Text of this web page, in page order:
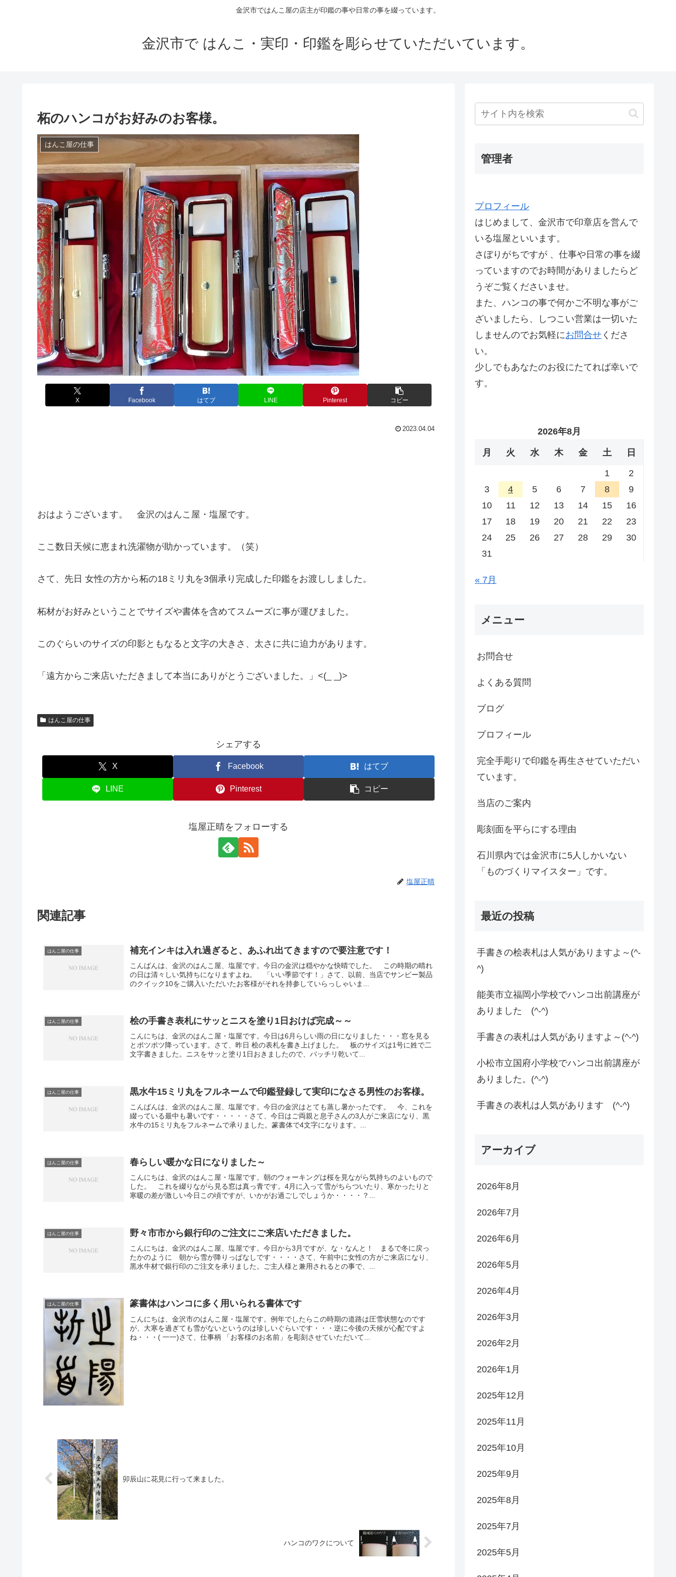
金沢市ではんこ屋の店主が印鑑の事や日常の事を綴っています。
金沢市で はんこ・実印・印鑑を彫らせていただいています。
柘のハンコがお好みのお客様。
はんこ屋の仕事
X Facebook はてブ LINE Pinterest コピー
2023.04.04
おはようございます。 金沢のはんこ屋・塩屋です。
ここ数日天候に恵まれ洗濯物が助かっています。（笑）
さて、先日 女性の方から柘の18ミリ丸を3個承り完成した印鑑をお渡ししました。
柘材がお好みということでサイズや書体を含めてスムーズに事が運びました。
このぐらいのサイズの印影ともなると文字の大きさ、太さに共に迫力があります。
「遠方からご来店いただきまして本当にありがとうございました。」<(_ _)>
はんこ屋の仕事
シェアする
X Facebook はてブ
LINE Pinterest コピー
塩屋正晴をフォローする
塩屋正晴
関連記事
はんこ屋の仕事 補充インキは入れ過ぎると、あふれ出てきますので要注意です！
こんばんは、金沢のはんこ屋、塩屋です。今日の金沢は穏やかな快晴でした。 この時期の晴れ
の日は清々しい気持ちになりますよね。 「いい季節です！」さて、以前、当店でサンビー製品
のクイック10をご購入いただいたお客様がそれを持参していらっしゃいま...
はんこ屋の仕事 桧の手書き表札にサッとニスを塗り1日おけば完成～～
こんにちは、金沢のはんこ屋・塩屋です。今日は6月らしい雨の日になりました・・・窓を見る
とポツポツ降っています。さて、昨日 桧の表札を書き上げました。 板のサイズは1号に姓で二
文字書きました。ニスをサッと塗り1日おきましたので、バッチリ乾いて...
はんこ屋の仕事 黒水牛15ミリ丸をフルネームで印鑑登録して実印になさる男性のお客様。
こんばんは、金沢のはんこ屋、塩屋です。今日の金沢はとても蒸し暑かったです。 今、これを
綴っている最中も暑いです・・・・・さて、今日はご両親と息子さんの3人がご来店になり、黒
水牛の15ミリ丸をフルネームで承りました。篆書体で4文字になります。...
はんこ屋の仕事 春らしい暖かな日になりました～
こんにちは、金沢のはんこ屋・塩屋です。朝のウォーキングは桜を見ながら気持ちのよいもので
した。 これを綴りながら見る窓は真っ青です。4月に入って雪がちらついたり、寒かったりと
寒暖の差が激しい今日この頃ですが、いかがお過ごしでしょうか・・・・？...
はんこ屋の仕事 野々市市から銀行印のご注文にご来店いただきました。
こんにちは、金沢のはんこ屋、塩屋です。今日から3月ですが、な・なんと！ まるで冬に戻っ
たかのように 朝から雪が降りっぱなしです・・・・さて、午前中に女性の方がご来店になり、
黒水牛材で銀行印のご注文を承りました。ご主人様と兼用されるとの事で、...
はんこ屋の仕事 篆書体はハンコに多く用いられる書体です
こんにちは、金沢市のはんこ屋・塩屋です。例年でしたらこの時期の道路は圧雪状態なのです
が、大寒を過ぎても雪がないというのは珍しいぐらいです・・・逆に今後の天候が心配ですよ
ね・・・( 一一)さて、仕事柄 「お客様のお名前」を彫刻させていただいて...
卯辰山に花見に行って来ました。
ハンコのワクについて
管理者
プロフィール
はじめまして、金沢市で印章店を営んで
いる塩屋といいます。
さぼりがちですが 、仕事や日常の事を綴
っていますのでお時間がありましたらど
うぞご覧くださいませ。
また、ハンコの事で何かご不明な事がご
ざいましたら、しつこい営業は一切いた
しませんのでお気軽にお問合せ くださ
い。
少しでもあなたのお役にたてれば幸いで
す。
2026年8月
月 火 水 木 金 土 日
1
2
3
4 5 6 7 8
9
10
11 12 13 14 15
16
17
18 19 20 21 22
23
24
25 26 27 28 29
30
31
« 7月
メニュー
お問合せ
よくある質問
ブログ
プロフィール
完全手彫りで印鑑を再生させていただい
ています。
当店のご案内
彫刻面を平らにする理由
石川県内では金沢市に5人しかいない
「ものづくりマイスター」です。
最近の投稿
手書きの桧表札は人気がありますよ～(^-
^)
能美市立福岡小学校でハンコ出前講座が
ありました (^-^)
手書きの表札は人気がありますよ～(^-^)
小松市立国府小学校でハンコ出前講座が
ありました。(^-^)
手書きの表札は人気があります (^-^)
アーカイブ
2026年8月
2026年7月
2026年6月
2026年5月
2026年4月
2026年3月
2026年2月
2026年1月
2025年12月
2025年11月
2025年10月
2025年9月
2025年8月
2025年7月
2025年5月